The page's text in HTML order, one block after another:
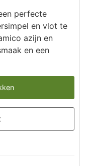
perfecte
en vlot te
azijn en
en een